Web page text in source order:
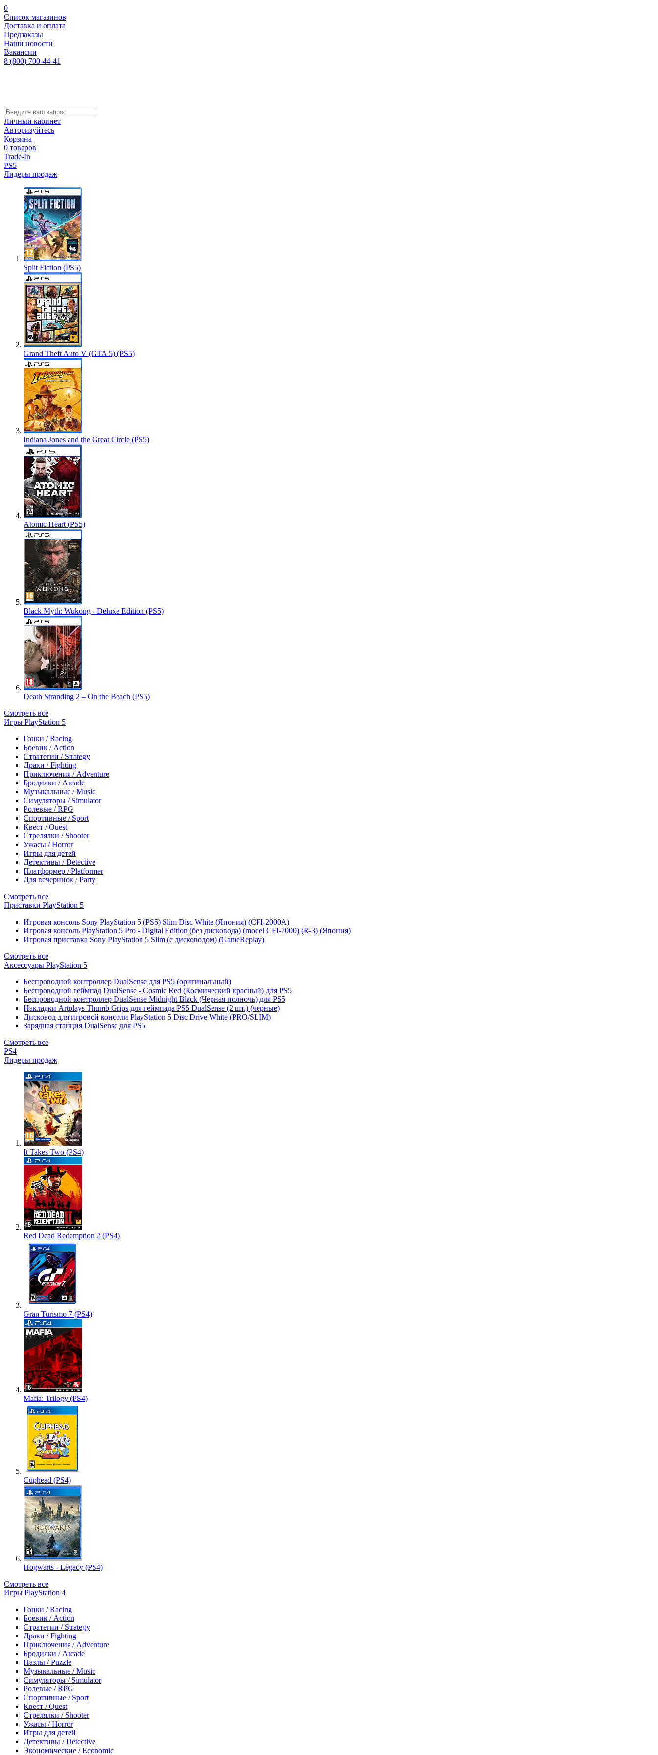
0
Список магазинов
Доставка и оплата
Предзаказы
Наши новости
Вакансии
8 (800) 700-44-41
Личный кабинет
Авторизуйтесь
Корзина
0 товаров
Trade-In
PS5
Лидеры продаж
Split Fiction (PS5)
Grand Theft Auto V (GTA 5) (PS5)
Indiana Jones and the Great Circle (PS5)
Atomic Heart (PS5)
Black Myth: Wukong - Deluxe Edition (PS5)
Death Stranding 2 – On the Beach (PS5)
Смотреть все
Игры PlayStation 5
Гонки / Racing
Боевик / Action
Стратегии / Strategy
Драки / Fighting
Приключения / Adventure
Бродилки / Arcade
Музыкальные / Music
Симуляторы / Simulator
Ролевые / RPG
Спортивные / Sport
Квест / Quest
Стрелялки / Shooter
Ужасы / Horror
Игры для детей
Детективы / Detective
Платформер / Platformer
Для вечеринок / Party
Смотреть все
Приставки PlayStation 5
Игровая консоль Sony PlayStation 5 (PS5) Slim Disc White (Япония) (CFI-2000A)
Игровая консоль PlayStation 5 Pro - Digital Edition (без дисковода) (model CFI-7000) (R-3) (Япония)
Игровая приставка Sony PlayStation 5 Slim (с дисководом) (GameReplay)
Смотреть все
Аксессуары PlayStation 5
Беспроводной контроллер DualSense для PS5 (оригинальный)
Беспроводной геймпад DualSense - Cosmic Red (Космический красный) для PS5
Беспроводной контроллер DualSense Midnight Black (Черная полночь) для PS5
Накладки Artplays Thumb Grips для геймпада PS5 DualSense (2 шт.) (черные)
Дисковод для игровой консоли PlayStation 5 Disc Drive White (PRO/SLIM)
Зарядная станция DualSense для PS5
Смотреть все
PS4
Лидеры продаж
It Takes Two (PS4)
Red Dead Redemption 2 (PS4)
Gran Turismo 7 (PS4)
Mafia: Trilogy (PS4)
Cuphead (PS4)
Hogwarts - Legacy (PS4)
Смотреть все
Игры PlayStation 4
Гонки / Racing
Боевик / Action
Стратегии / Strategy
Драки / Fighting
Приключения / Adventure
Бродилки / Arcade
Пазлы / Puzzle
Музыкальные / Music
Симуляторы / Simulator
Ролевые / RPG
Спортивные / Sport
Квест / Quest
Стрелялки / Shooter
Ужасы / Horror
Игры для детей
Детективы / Detective
Экономические / Economic